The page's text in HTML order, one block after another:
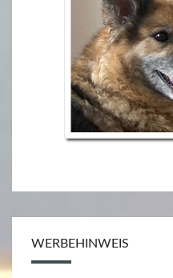
WERBEHINWEIS